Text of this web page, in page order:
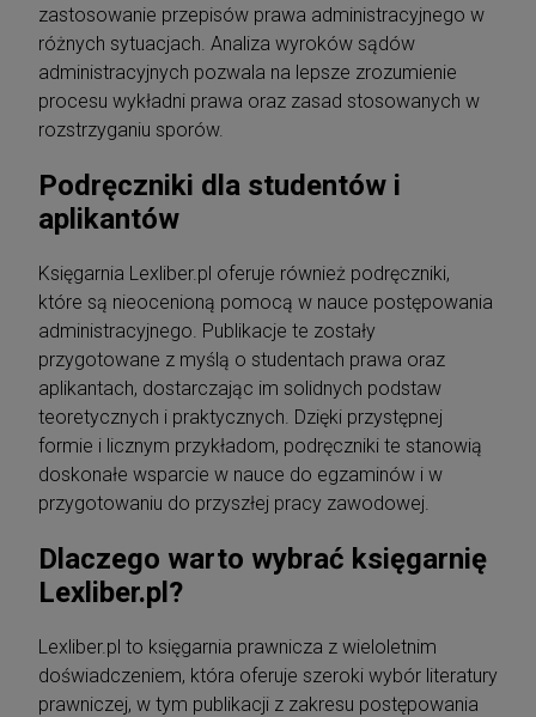
zastosowanie przepisów prawa administracyjnego w
różnych sytuacjach. Analiza wyroków sądów
administracyjnych pozwala na lepsze zrozumienie
procesu wykładni prawa oraz zasad stosowanych w
rozstrzyganiu sporów.
Podręczniki dla studentów i
aplikantów
Księgarnia Lexliber.pl oferuje również podręczniki,
które są nieocenioną pomocą w nauce postępowania
administracyjnego. Publikacje te zostały
przygotowane z myślą o studentach prawa oraz
aplikantach, dostarczając im solidnych podstaw
teoretycznych i praktycznych. Dzięki przystępnej
formie i licznym przykładom, podręczniki te stanowią
doskonałe wsparcie w nauce do egzaminów i w
przygotowaniu do przyszłej pracy zawodowej.
Dlaczego warto wybrać księgarnię
Lexliber.pl?
Lexliber.pl to księgarnia prawnicza z wieloletnim
doświadczeniem, która oferuje szeroki wybór literatury
prawniczej, w tym publikacji z zakresu postępowania